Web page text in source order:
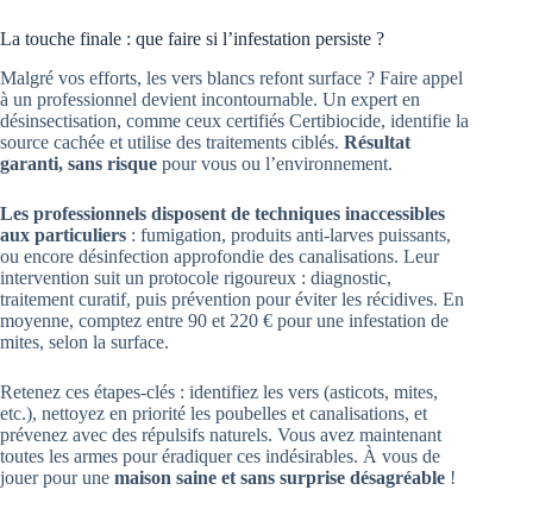
La touche finale : que faire si l’infestation persiste ?
Malgré vos efforts, les vers blancs refont surface ? Faire appel
à un professionnel devient incontournable. Un expert en
désinsectisation, comme ceux certifiés Certibiocide, identifie la
source cachée et utilise des traitements ciblés. Résultat
garanti, sans risque pour vous ou l’environnement.
Les professionnels disposent de techniques inaccessibles
aux particuliers : fumigation, produits anti-larves puissants,
ou encore désinfection approfondie des canalisations. Leur
intervention suit un protocole rigoureux : diagnostic,
traitement curatif, puis prévention pour éviter les récidives. En
moyenne, comptez entre 90 et 220 € pour une infestation de
mites, selon la surface.
Retenez ces étapes-clés : identifiez les vers (asticots, mites,
etc.), nettoyez en priorité les poubelles et canalisations, et
prévenez avec des répulsifs naturels. Vous avez maintenant
toutes les armes pour éradiquer ces indésirables. À vous de
jouer pour une maison saine et sans surprise désagréable !